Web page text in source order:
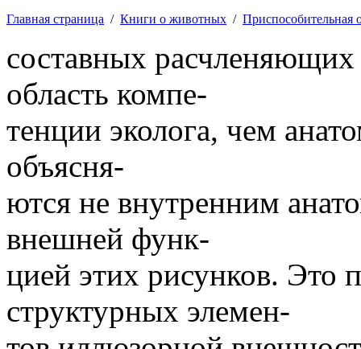
Главная страница / Книги о животных / Приспособительная
составных расчленяющих
область компе-
тенции эколога, чем
объясня-
ются не внутренним
внешней функ-
цией этих рисунков. Это
структурных элемен-